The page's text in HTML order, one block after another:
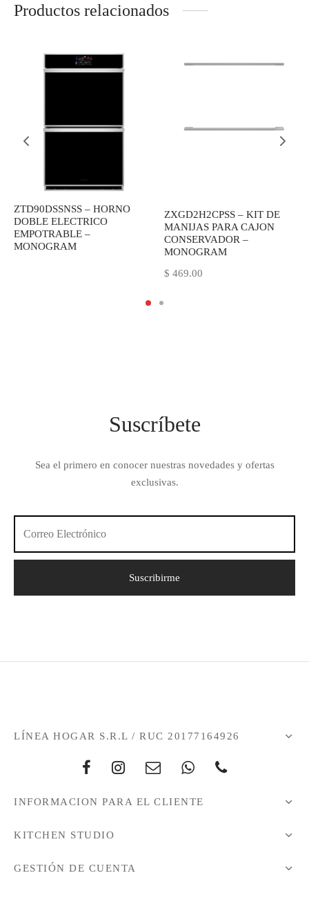
Productos relacionados
ZTD90DSSNSS – HORNO
DOBLE ELECTRICO
EMPOTRABLE –
MONOGRAM
ZXGD2H2CPSS – KIT DE
MANIJAS PARA CAJON
CONSERVADOR –
MONOGRAM
$ 469.00
Suscríbete
Sea el primero en conocer nuestras novedades y ofertas
exclusivas.
LÍNEA HOGAR S.R.L / RUC 20177164926
INFORMACION PARA EL CLIENTE
KITCHEN STUDIO
GESTIÓN DE CUENTA